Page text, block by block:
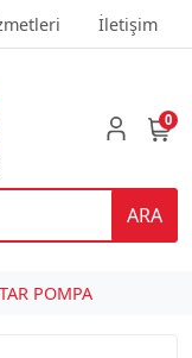
İletişim
ARA
0
POMPA